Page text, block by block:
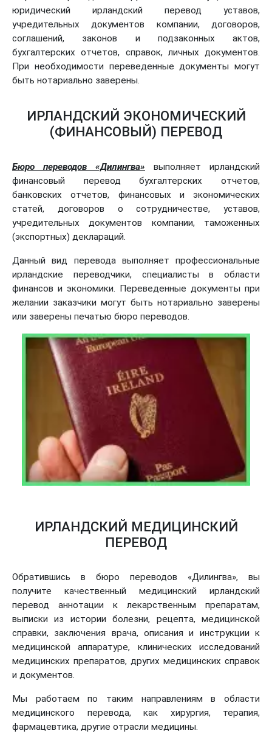
юридический ирландский перевод уставов,
учредительных документов компании, договоров,
соглашений, законов и подзаконных актов,
бухгалтерских отчетов, справок, личных документов.
При необходимости переведенные документы могут
быть нотариально заверены.
ИРЛАНДСКИЙ ЭКОНОМИЧЕСКИЙ
(ФИНАНСОВЫЙ) ПЕРЕВОД
Бюро переводов «Дилингва» выполняет ирландский
финансовый перевод бухгалтерских отчетов,
банковских отчетов, финансовых и экономических
статей, договоров о сотрудничестве, уставов,
учредительных документов компании, таможенных
(экспортных) деклараций.
Данный вид перевода выполняет профессиональные
ирландские переводчики, специалисты в области
финансов и экономики. Переведенные документы при
желании заказчики могут быть нотариально заверены
или заверены печатью бюро переводов.
ИРЛАНДСКИЙ МЕДИЦИНСКИЙ
ПЕРЕВОД
Обратившись в бюро переводов «Дилингва», вы
получите качественный медицинский ирландский
перевод аннотации к лекарственным препаратам,
выписки из истории болезни, рецепта, медицинской
справки, заключения врача, описания и инструкции к
медицинской аппаратуре, клинических исследований
медицинских препаратов, других медицинских справок
и документов.
Мы работаем по таким направлениям в области
медицинского перевода, как хирургия, терапия,
фармацевтика, другие отрасли медицины.